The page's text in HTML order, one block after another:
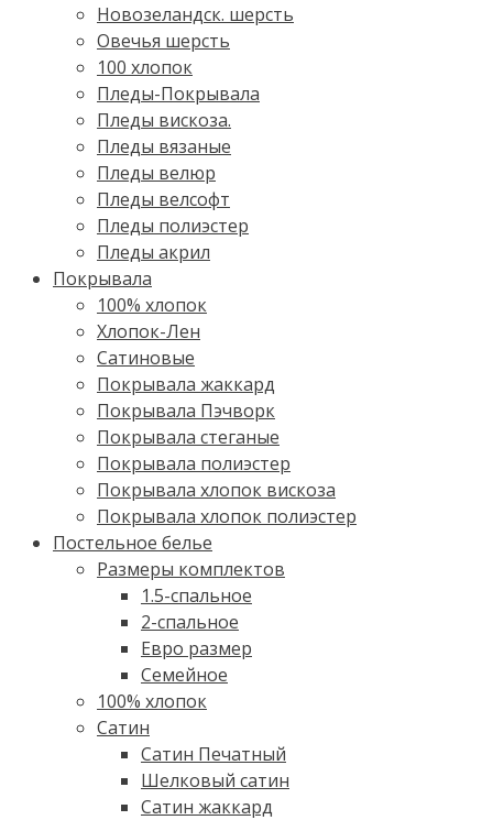
Новозеландск. шерсть
Овечья шерсть
100 хлопок
Пледы-Покрывала
Пледы вискоза.
Пледы вязаные
Пледы велюр
Пледы велсофт
Пледы полиэстер
Пледы акрил
Покрывала
100% хлопок
Хлопок-Лен
Сатиновые
Покрывала жаккард
Покрывала Пэчворк
Покрывала стеганые
Покрывала полиэстер
Покрывала хлопок вискоза
Покрывала хлопок полиэстер
Постельное белье
Размеры комплектов
1.5-спальное
2-спальное
Евро размер
Семейное
100% хлопок
Cатин
Сатин Печатный
Шелковый сатин
Сатин жаккард